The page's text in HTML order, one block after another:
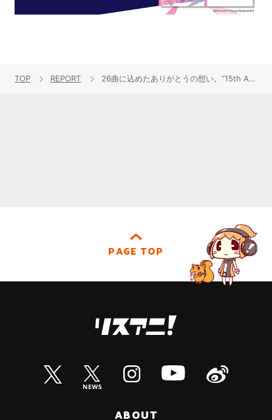
TOP REPORT 26曲に込めたありがとうの想い。“15th Anniversary Minori Chihara Birthday LIVE ~Everybody Jump!!~”ライブレポート
PAGE TOP
ABOUT